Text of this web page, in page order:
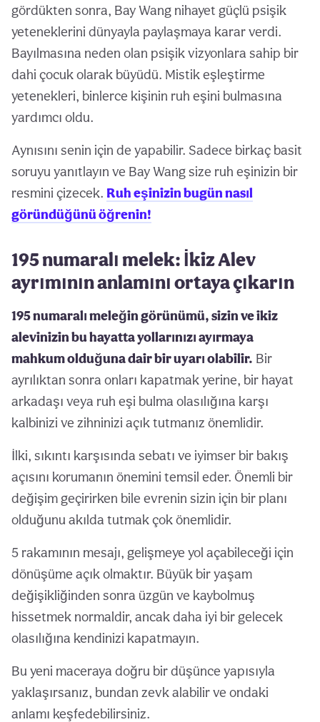
gördükten sonra, Bay Wang nihayet güçlü psişik
yeteneklerini dünyayla paylaşmaya karar verdi.
Bayılmasına neden olan psişik vizyonlara sahip bir
dahi çocuk olarak büyüdü. Mistik eşleştirme
yetenekleri, binlerce kişinin ruh eşini bulmasına
yardımcı oldu.
Aynısını senin için de yapabilir. Sadece birkaç basit
soruyu yanıtlayın ve Bay Wang size ruh eşinizin bir
resmini çizecek. Ruh eşinizin bugün nasıl
göründüğünü öğrenin!
195 numaralı melek: İkiz Alev
ayrımının anlamını ortaya çıkarın
195 numaralı meleğin görünümü, sizin ve ikiz
alevinizin bu hayatta yollarınızı ayırmaya
mahkum olduğuna dair bir uyarı olabilir. Bir
ayrılıktan sonra onları kapatmak yerine, bir hayat
arkadaşı veya ruh eşi bulma olasılığına karşı
kalbinizi ve zihninizi açık tutmanız önemlidir.
İlki, sıkıntı karşısında sebatı ve iyimser bir bakış
açısını korumanın önemini temsil eder. Önemli bir
değişim geçirirken bile evrenin sizin için bir planı
olduğunu akılda tutmak çok önemlidir.
5 rakamının mesajı, gelişmeye yol açabileceği için
dönüşüme açık olmaktır. Büyük bir yaşam
değişikliğinden sonra üzgün ve kaybolmuş
hissetmek normaldir, ancak daha iyi bir gelecek
olasılığına kendinizi kapatmayın.
Bu yeni maceraya doğru bir düşünce yapısıyla
yaklaşırsanız, bundan zevk alabilir ve ondaki
anlamı keşfedebilirsiniz.